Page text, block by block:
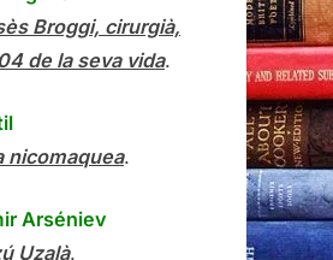
Broggi, cirurgià,
de la seva vida.
nicomaquea.
Arséniev
Uzalà.